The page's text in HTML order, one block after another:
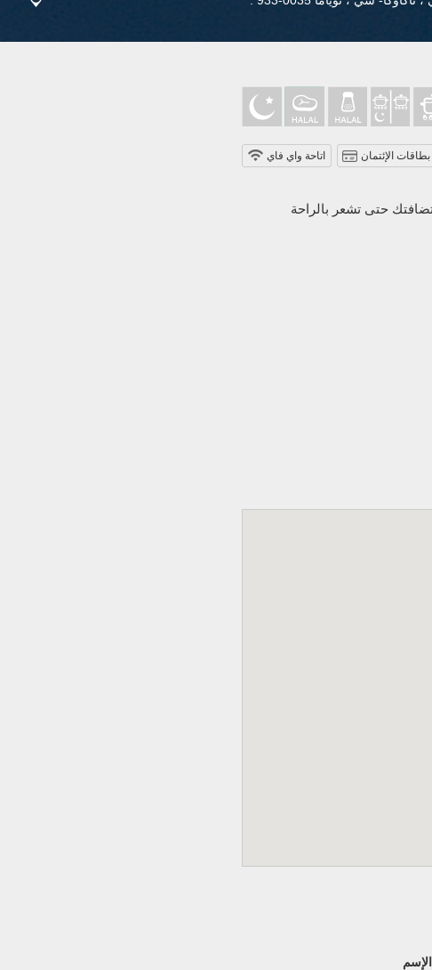
اتاحة واي فاي الإئتمان
حتى تشعر بالراحة
الإسم